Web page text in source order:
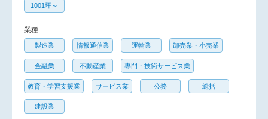
1001坪～
業種
製造業 情報通信業 運輸業 卸売業・小売業
金融業 不動産業 専門・技術サービス業
教育・学習支援業 サービス業 公務 総括
建設業